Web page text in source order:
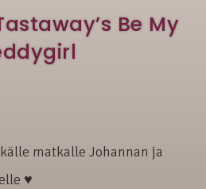
Be My
matkalle Johannan ja
♥